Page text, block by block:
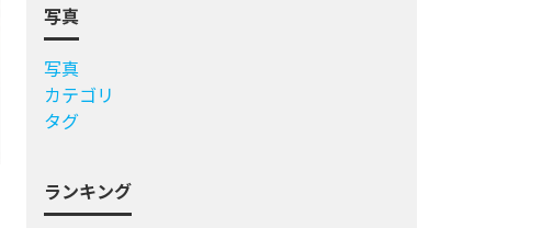
写真
写真
カテゴリ
タグ
ランキング